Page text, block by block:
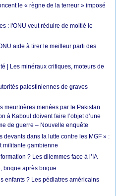
le « règne de la terreur » imposé
: l'ONU veut réduire de moitié le
aide à tirer le meilleur parti des
| Les minéraux critiques, moteurs de
palestiniennes de graves
meurtrières menées par le Pakistan
à Kaboul doivent faire l’objet d’une
de guerre – Nouvelle enquête
devants dans la lutte contre les MGF » :
militante gambienne
? Les dilemmes face à l’IA
brique après brique
enfants ? Les pédiatres américains